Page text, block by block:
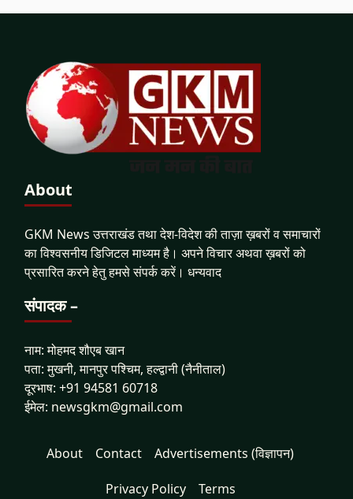
About
GKM News उत्तराखंड तथा देश-विदेश की ताज़ा ख़बरों व समाचारों
का विश्वसनीय डिजिटल माध्यम है। अपने विचार अथवा ख़बरों को
प्रसारित करने हेतु हमसे संपर्क करें। धन्यवाद
संपादक –
नाम: मोहमद शौएब खान
पता: मुखनी, मानपुर पश्चिम, हल्द्वानी (नैनीताल)
दूरभाष: +91 94581 60718
ईमेल: newsgkm@gmail.com
About Contact Advertisements (विज्ञापन)
Privacy Policy Terms